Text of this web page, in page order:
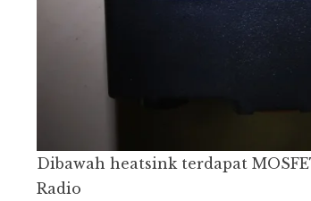
Dibawah heatsink terdapat
Radio